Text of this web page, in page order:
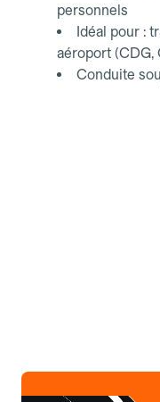
personnels
Idéal pour :
aéroport (CDG,
Conduite